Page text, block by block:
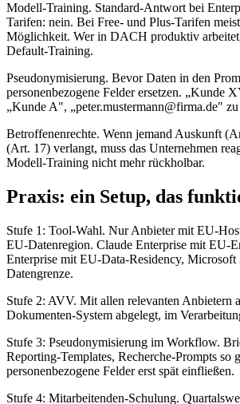
Modell-Training. Standard-Antwort bei
Tarifen: nein. Bei Free- und Plus-Tarifen
Möglichkeit. Wer in DACH produktiv
Default-Training.
Pseudonymisierung. Bevor Daten in den
personenbezogene Felder ersetzen. „Kunde
„Kunde A", „peter.mustermann@firma.de"
Betroffenenrechte. Wenn jemand Auskunft
(Art. 17) verlangt, muss das Unternehmen
Modell-Training nicht mehr rückholbar.
Praxis: ein Setup, das
Stufe 1: Tool-Wahl. Nur Anbieter mit EU-
EU-Datenregion. Claude Enterprise mit EU-
Enterprise mit EU-Data-Residency,
Datengrenze.
Stufe 2: AVV. Mit allen relevanten Anbietern
Dokumenten-System abgelegt, im
Stufe 3: Pseudonymisierung im Workflow.
Reporting-Templates, Recherche-Prompts so
personenbezogene Felder erst spät einfließen.
Stufe 4: Mitarbeitenden-Schulung.